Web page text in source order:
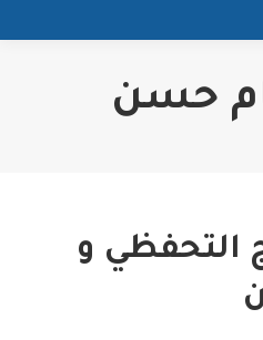
حسن
التحفظي و